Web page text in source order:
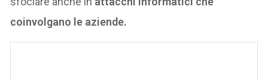
coinvolgano le aziende.